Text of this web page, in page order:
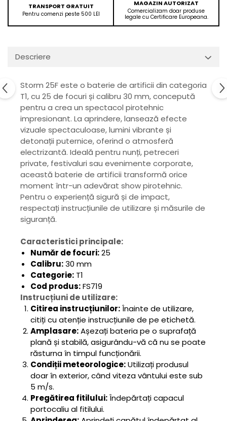
TRANSPORT GRATUIT
Pentru comenzi peste 500 LEI
MAGAZIN AUTORIZAT
Comercializam doar produse
legale cu Certificare Europeana.
Descriere
Storm 25F este o baterie de artificii din categoria
T1, cu 25 de focuri și calibru 30 mm, concepută
pentru a crea un spectacol pirotehnic
impresionant. La aprindere, lansează efecte
vizuale spectaculoase, lumini vibrante și
detonații puternice, oferind o atmosferă
electrizantă. Ideală pentru nunți, petreceri
private, festivaluri sau evenimente corporate,
această baterie de artificii transformă orice
moment într-un adevărat show pirotehnic.
Pentru o experiență sigură și de impact,
respectați instrucțiunile de utilizare și măsurile de
siguranță.
Caracteristici principale:
Număr de focuri:25
Calibru:30 mm
Categorie: T1
Cod produs:FS719
Instrucțiuni de utilizare:
Citirea instrucțiunilor:Înainte de utilizare,
citiți cu atenție instrucțiunile de pe etichetă.
Amplasare:Așezați bateria pe o suprafață
plană și stabilă, asigurându-vă că nu se poate
răsturna în timpul funcționării.
Condiții meteorologice:Utilizați produsul
doar în exterior, când viteza vântului este sub
5 m/s.
Pregătirea fitilului:Îndepărtați capacul
portocaliu al fitilului.